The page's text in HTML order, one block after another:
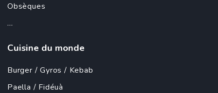
Obsèques
...
Cuisine du monde
Burger /Gyros / Kebab
Paella / Fidéuà